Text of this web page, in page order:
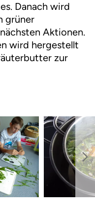
Danach wird
grüner
Aktionen.
wird hergestellt
zur